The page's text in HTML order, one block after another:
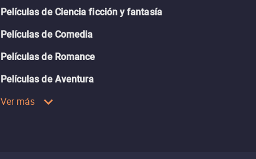
Películas de Ciencia ficción y fantasía
Películas de Comedia
Películas de Romance
Películas de Aventura
Ver más